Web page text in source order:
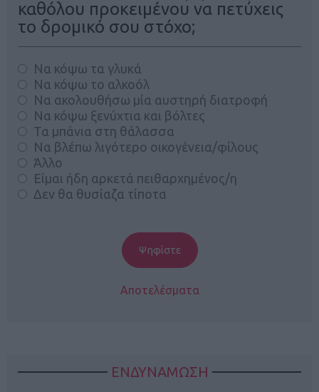
καθόλου προκειμένου να πετύχεις
το δρομικό σου στόχο;
Να κόψω τα γλυκά
Να κόψω το αλκοόλ
Να ακολουθήσω μία αυστηρή διατροφή
Να κόψω ξενύχτια και βόλτες
Τα μπάνια στη θάλασσα
Να βλέπω λιγότερο οικογένεια/φίλους
Άλλο
Είμαι ήδη αρκετά πειθαρχημένος/η
Δεν θα θυσίαζα τίποτα
Αποτελέσματα
ΕΝΔΥΝΑΜΩΣΗ